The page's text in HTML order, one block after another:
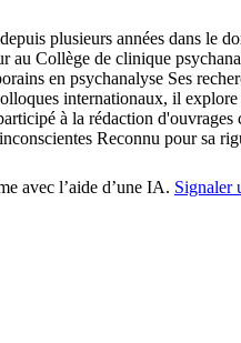
plusieurs années dans le
au Collège de clinique
en psychanalyse Ses
internationaux, il
à la rédaction
Reconnu pour sa
avec l’aide d’une IA. Signaler